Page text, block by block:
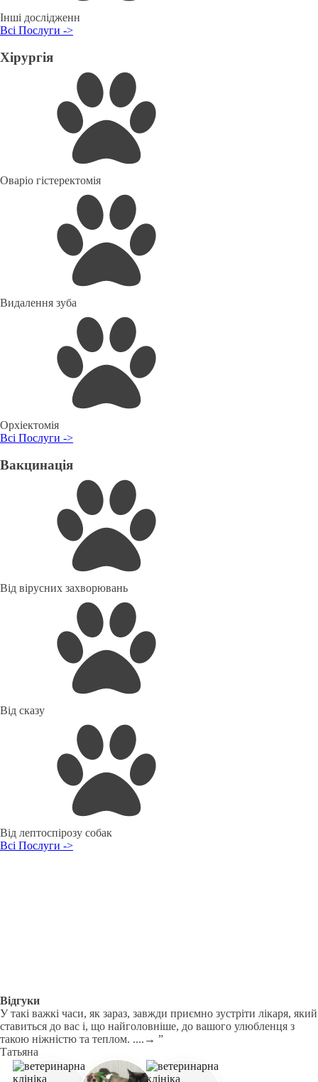
Інші дослідженн
Всі Послуги ->
Хірургія
Оваріо гістеректомія
Видалення зуба
Орхіектомія
Всі Послуги ->
Вакцинація
Від вірусних захворювань
Від сказу
Від лептоспірозу собак
Всі Послуги ->
Відгуки
У такі важкі часи, як зараз, завжди приємно зустріти лікаря, який
ставиться до вас і, що найголовніше, до вашого улюбленця з
такою ніжністю та теплом. ....→ ”
Татьяна